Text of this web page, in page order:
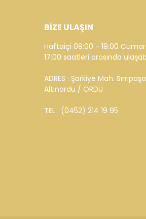
BİZE ULAŞIN
Haftaiçi 09:00 - 19:00
17:00 saatleri arasında
ADRES : Şarkiye Mah.
Altınordu / ORDU
TEL : (0452) 214 19 95